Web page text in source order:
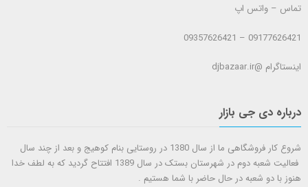
تماس – واتس اپ
09177626421 – 09357626421
اینستاگرام @djbazaar.ir
درباره دی جی بازار
شروع کار فروشگاهی ما از سال 1380 در روستایی بنام کوهیج و بعد از چند سال
فعالیت شعبه دوم در شهرستان بستک در سال 1389 افتتاح گردید که به لطف خدا
هنوز با دو شعبه در حال حاضر با شما هستيم .